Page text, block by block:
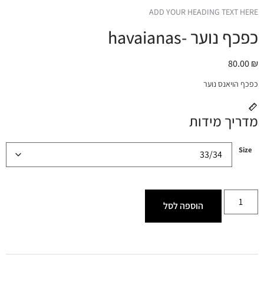
ADD YOUR HEADING TEXT HERE
כפכף נוער -havaianas
80.00₪
כפכף הויאנס נוער
מדריך מידות
Size
הוספה לסל